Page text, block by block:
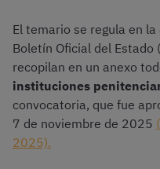
El temario se regula en
Boletín Oficial del Estado
recopilan en un anexo
instituciones
convocatoria, que fue
7 de noviembre de 2025
2025).